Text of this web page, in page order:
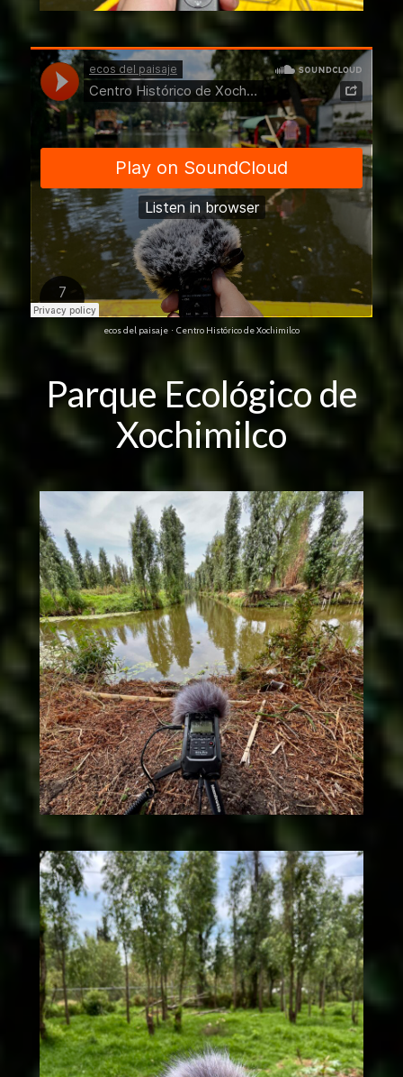
ecos del paisaje · Centro Histórico de Xochimilco
Parque Ecológico de
Xochimilco